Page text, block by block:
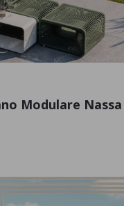
Modulare Nassa